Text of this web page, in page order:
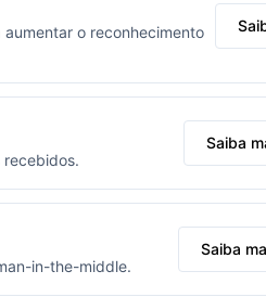
o reconhecimento
Saiba
in-the-middle.
Saiba